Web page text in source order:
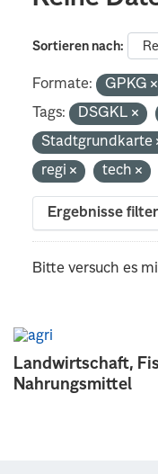
Landwirtschaft,
Nahrungsmittel
Sortieren nach
Formate: GPKG
Tags:
DSGKL
Stadtgrundkarte
regi
tech
Ergebnisse
Bitte versuch es